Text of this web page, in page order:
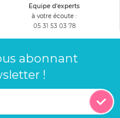
Equipe d'experts
à votre écoute :
05 31 53 03 78
abonnant
!